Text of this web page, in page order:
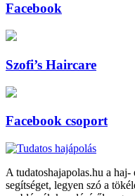
Facebook
Szofi’s Haircare
Facebook csoport
A tudatoshajapolas.hu a
segítséget, legyen szó a